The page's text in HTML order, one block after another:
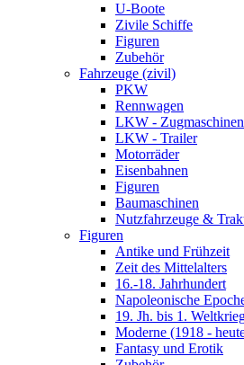
U-Boote
Zivile Schiffe
Figuren
Zubehör
Fahrzeuge (zivil)
PKW
Rennwagen
LKW - Zugmaschinen
LKW - Trailer
Motorräder
Eisenbahnen
Figuren
Baumaschinen
Nutzfahrzeuge &
Figuren
Antike und Frühzeit
Zeit des Mittelalters
16.-18. Jahrhundert
Napoleonische
19. Jh. bis 1.
Moderne (1918 -
Fantasy und Erotik